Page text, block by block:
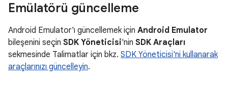
Emülatörü güncelleme
Android Emulator'ı güncellemek için Android Emulator
bileşenini seçin SDK Yöneticisi'nin SDK Araçları
sekmesinde Talimatlar için bkz. SDK Yöneticisi'ni kullanarak
araçlarınızı güncelleyin.